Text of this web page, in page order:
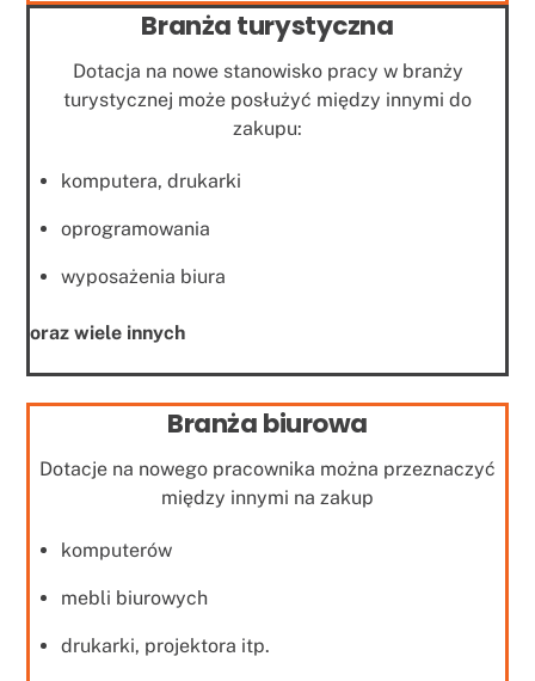
Branża turystyczna
Dotacja na nowe stanowisko pracy w branży
turystycznej może posłużyć między innymi do
zakupu:
komputera, drukarki
oprogramowania
wyposażenia biura
oraz wiele innych
Branża biurowa
Dotacje na nowego pracownika można przeznaczyć
między innymi na zakup
komputerów
mebli biurowych
drukarki, projektora itp.